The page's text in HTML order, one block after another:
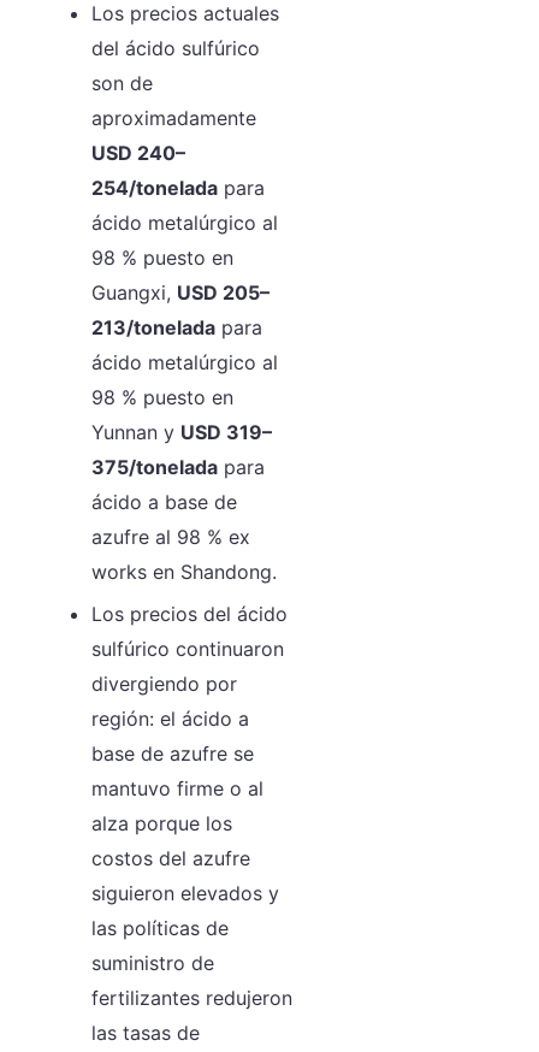
Los precios actuales
del ácido sulfúrico
son de
aproximadamente
USD 240–
254/tonelada para
ácido metalúrgico al
98 % puesto en
Guangxi, USD 205–
213/tonelada para
ácido metalúrgico al
98 % puesto en
Yunnan y USD 319–
375/tonelada para
ácido a base de
azufre al 98 % ex
works en Shandong.
Los precios del ácido
sulfúrico continuaron
divergiendo por
región: el ácido a
base de azufre se
mantuvo firme o al
alza porque los
costos del azufre
siguieron elevados y
las políticas de
suministro de
fertilizantes redujeron
las tasas de